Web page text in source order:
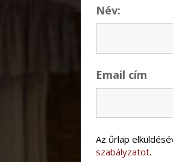
Név:
Email cím
Az űrlap
szabályzatot.